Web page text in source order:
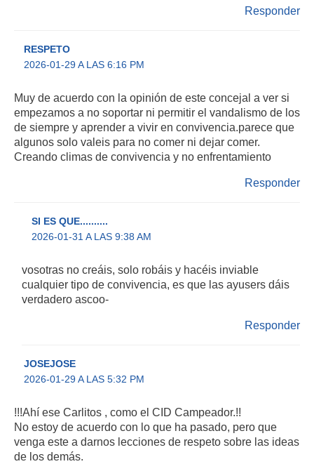
Responder
RESPETO
2026-01-29 A LAS 6:16 PM
Muy de acuerdo con la opinión de este concejal a ver si
empezamos a no soportar ni permitir el vandalismo de los
de siempre y aprender a vivir en convivencia.parece que
algunos solo valeis para no comer ni dejar comer.
Creando climas de convivencia y no enfrentamiento
Responder
SI ES QUE..........
2026-01-31 A LAS 9:38 AM
vosotras no creáis, solo robáis y hacéis inviable
cualquier tipo de convivencia, es que las ayusers dáis
verdadero ascoo-
Responder
JOSEJOSE
2026-01-29 A LAS 5:32 PM
!!!Ahí ese Carlitos , como el CID Campeador.!!
No estoy de acuerdo con lo que ha pasado, pero que
venga este a darnos lecciones de respeto sobre las ideas
de los demás.